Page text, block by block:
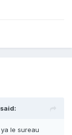
said:
le sureau